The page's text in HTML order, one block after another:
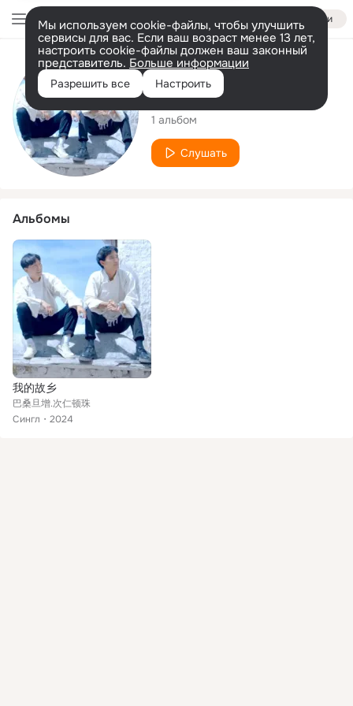
Войти
Мы используем cookie-файлы, чтобы улучшить
сервисы для вас. Если ваш возраст менее 13 лет,
настроить cookie-файлы должен ваш законный
представитель. Больше информации
Разрешить все Настроить
Исполнитель
巴桑旦增.次仁顿珠
1 альбом
Слушать
Альбомы
我的故乡
巴桑旦增.次仁顿珠
Сингл
2024